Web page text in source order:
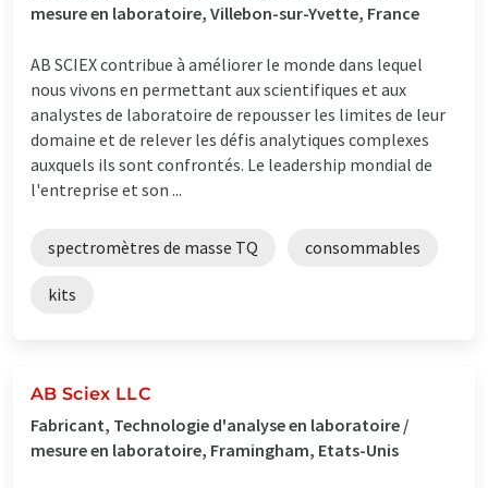
mesure en laboratoire, Villebon-sur-Yvette, France
AB SCIEX contribue à améliorer le monde dans lequel
nous vivons en permettant aux scientifiques et aux
analystes de laboratoire de repousser les limites de leur
domaine et de relever les défis analytiques complexes
auxquels ils sont confrontés. Le leadership mondial de
l'entreprise et son ...
spectromètres de masse TQ consommables
kits
AB Sciex LLC
Fabricant, Technologie d'analyse en laboratoire /
mesure en laboratoire, Framingham, Etats-Unis